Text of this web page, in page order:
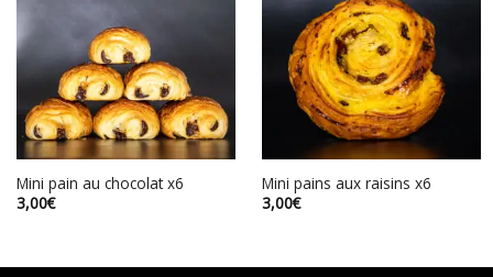
Mini pain au chocolat x6
3,00€
Mini pains aux raisins x6
3,00€